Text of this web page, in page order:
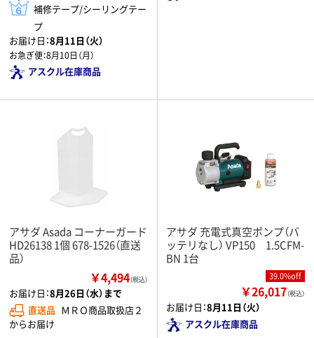
補修テープ/シーリングテー
プ
お届け日：8月11日（火）
お急ぎ便：8月10日（月）
アスクル在庫商品
アサダ Asada コーナーガード
HD26138 1個 678-1526（直送
品）
￥4,494（税込）
お届け日：8月26日（水）まで
直送品 ＭＲＯ商品取扱店２
からお届け
アサダ 充電式真空ポンプ（バ
ッテリなし） VP150 1.5CFM-
BN 1台
39.0%off
￥26,017（税込）
お届け日：8月11日（火）
アスクル在庫商品